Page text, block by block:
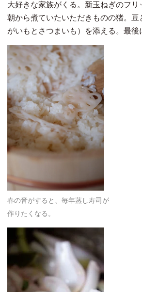
大好きな家族がくる。新玉ねぎのフリ
朝から煮ていたいただきものの猪。豆
がいもとさつまいも）を添える。最後
春の音がすると、毎年蒸し寿司が
作りたくなる。